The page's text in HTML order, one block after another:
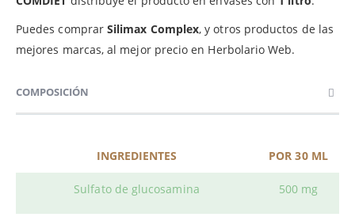
Puedes comprarSilimax Complex, y otros productos de las
mejores marcas, al mejor precio en Herbolario Web.
COMPOSICIÓN
INGREDIENTES POR 30 ML
Sulfato de glucosamina 500 mg